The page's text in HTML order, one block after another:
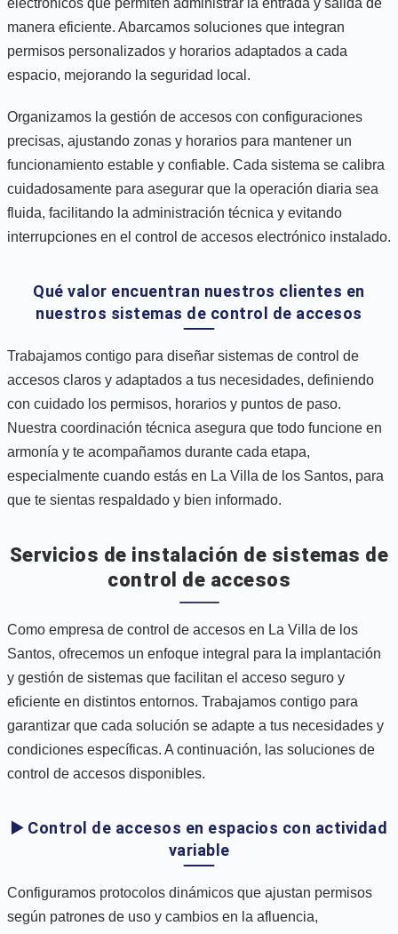
manera eficiente. Abarcamos soluciones que integran
permisos personalizados y horarios adaptados a cada
espacio, mejorando la seguridad local.
Organizamos la gestión de accesos con configuraciones
precisas, ajustando zonas y horarios para mantener un
funcionamiento estable y confiable. Cada sistema se calibra
cuidadosamente para asegurar que la operación diaria sea
fluida, facilitando la administración técnica y evitando
interrupciones en el control de accesos electrónico instalado.
Qué valor encuentran nuestros clientes en
nuestros sistemas de control de accesos
Trabajamos contigo para diseñar sistemas de control de
accesos claros y adaptados a tus necesidades, definiendo
con cuidado los permisos, horarios y puntos de paso.
Nuestra coordinación técnica asegura que todo funcione en
armonía y te acompañamos durante cada etapa,
especialmente cuando estás en La Villa de los Santos, para
que te sientas respaldado y bien informado.
Servicios de instalación de sistemas de
control de accesos
Como empresa de control de accesos en La Villa de los
Santos, ofrecemos un enfoque integral para la implantación
y gestión de sistemas que facilitan el acceso seguro y
eficiente en distintos entornos. Trabajamos contigo para
garantizar que cada solución se adapte a tus necesidades y
condiciones específicas. A continuación, las soluciones de
control de accesos disponibles.
▶️ Control de accesos en espacios con actividad
variable
Configuramos protocolos dinámicos que ajustan permisos
según patrones de uso y cambios en la afluencia,